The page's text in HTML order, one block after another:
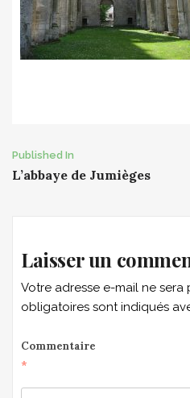
Post
navigation
Published In
L’abbaye de Jumièges
Laisser un
Votre adresse e-mail ne sera
obligatoires sont indiqués
Commentaire
*